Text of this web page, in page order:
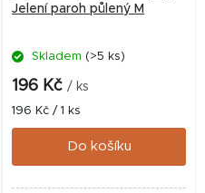
Jelení paroh půlený M
Skladem (>5 ks)
196 Kč / ks
Měrná
cena:
196 Kč / 1 ks
Do košíku